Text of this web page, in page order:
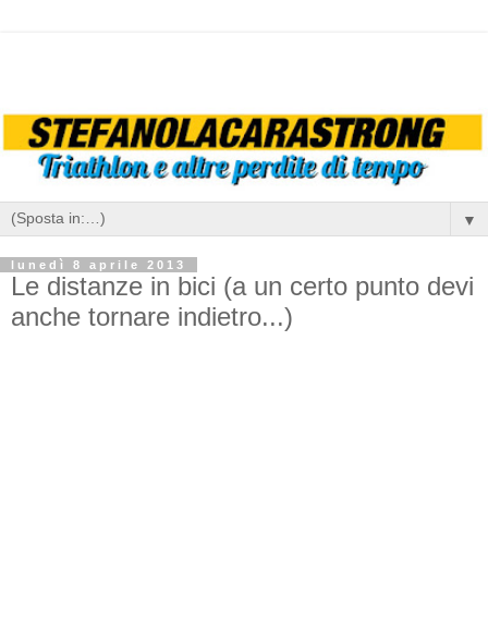
▼
lunedì 8 aprile 2013
Le distanze in bici (a un certo punto devi
anche tornare indietro...)